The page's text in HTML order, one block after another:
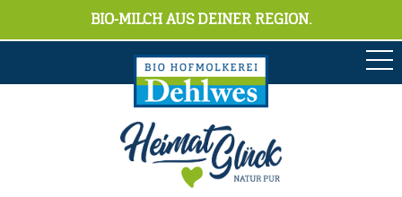
BIO-MILCH AUS DEINER REGION.